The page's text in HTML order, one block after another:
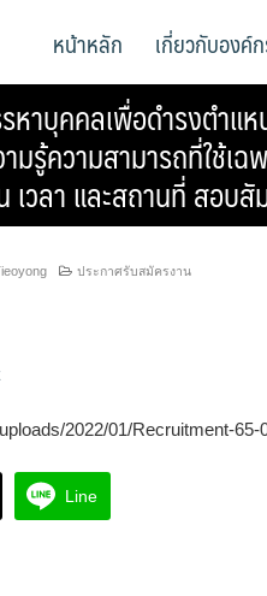
หน้าหลัก เกี่ยวกับองค์
าบุคคลเพื่อดำรงตำแ
มรู้ความสามารถที่ใช้เ
วลา และสถานที่ สอบ
ประกาศรับสมัครงาน
2022/01/Recruitment-65-
Line